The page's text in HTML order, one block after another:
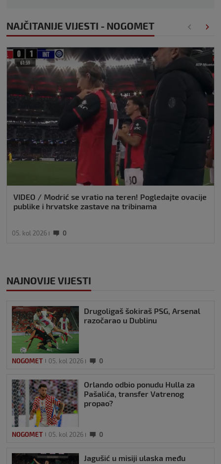
NAJČITANIJE VIJESTI - NOGOMET
VIDEO / Modrić se vratio na teren! Pogledajte ovacije
publike i hrvatske zastave na tribinama
05. kol 2026 0
NAJNOVIJE VIJESTI
Drugoligaš šokiraš PSG, Arsenal
razočarao u Dublinu
NOGOMET 05. kol 2026 0
Orlando odbio ponudu Hulla za
Pašalića, transfer Vatrenog
propao?
NOGOMET 05. kol 2026 0
Jagušić u misiji ulaska među